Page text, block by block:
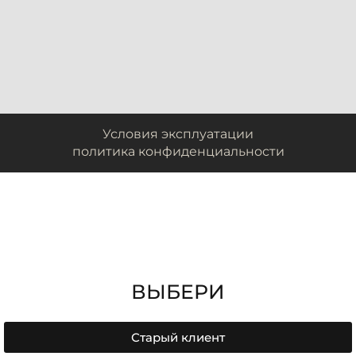
Условия эксплуатации
политика конфиденциальности
ВЫБЕРИ
Старый клиент